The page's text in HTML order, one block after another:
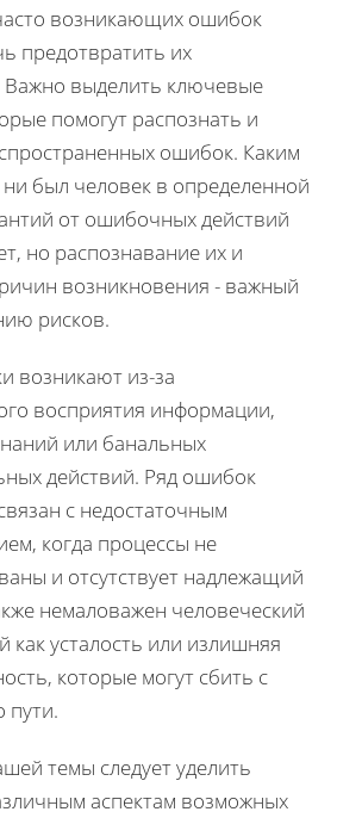
возникающих ошибок
предотвратить их
Важно выделить ключевые
помогут распознать и
ошибок. Каким
был человек в определенной
от ошибочных действий
но распознавание их и
возникновения - важный
рисков.
возникают из-за
восприятия информации,
или банальных
действий. Ряд ошибок
с недостаточным
когда процессы не
и отсутствует надлежащий
немаловажен человеческий
как усталость или излишняя
которые могут сбить с
пути.
темы следует уделить
аспектам возможных